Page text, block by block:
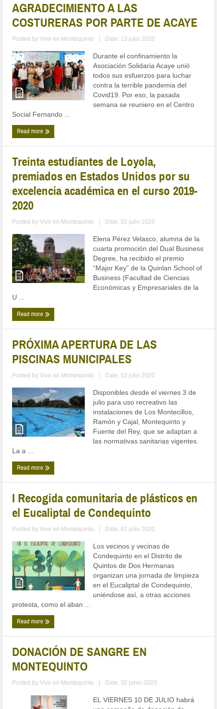
AGRADECIMIENTO A LAS
COSTURERAS POR PARTE DE ACAYE
Posted byVivir en Montequinto Date: 13 julio 2020
Durante el confinamiento la
Asociación Solidaria Acaye unió
todos sus esfuerzos para luchar
contra la terrible pandemia del
Covid19. Por eso, la pasada
semana se reuniero en el Centro
Social Fernando ...
Read more
Treinta estudiantes de Loyola,
premiados en Estados Unidos por su
excelencia académica en el curso 2019-
2020
Posted byVivir en Montequinto Date: 02 julio 2020
Elena Pérez Velasco, alumna de la
cuarta promoción del Dual Business
Degree, ha recibido el premio
“Major Key” de la Quinlan School of
Business (Facultad de Ciencias
Económicas y Empresariales de la
U ...
Read more
PRÓXIMA APERTURA DE LAS
PISCINAS MUNICIPALES
Posted byVivir en Montequinto Date: 02 julio 2020
Disponibles desde el viernes 3 de
julio para uso recreativo las
instalaciones de Los Montecillos,
Ramón y Cajal, Montequinto y
Fuente del Rey, que se adaptan a
las normativas sanitarias vigentes.
La a ...
Read more
I Recogida comunitaria de plásticos en
el Eucaliptal de Condequinto
Posted byVivir en Montequinto Date: 01 julio 2020
Los vecinos y vecinas de
Condequinto en el Distrito de
Quintos de Dos Hermanas
organizan una jornada de limpieza
en el Eucaliptal de Condequinto,
uniéndose así, a otras acciones
protesta, como el aban ...
Read more
DONACIÓN DE SANGRE EN
MONTEQUINTO
Posted byVivir en Montequinto Date: 30 junio 2020
EL VIERNES 10 DE JULIO habrá